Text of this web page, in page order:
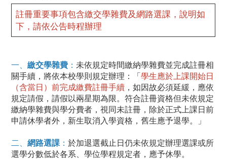
註冊重要事項包含繳交學雜費及網路選課 ，說明如
下，請依公告時程辦理
一、 繳交學雜費 ： 未依規定時間繳納學雜費並完成註冊相
關手續，將依本校學則規定辦理：「學生應於上課開始日
（含當日）前完成繳費註冊手續 ，如因故必須延緩，應依
規定請假，請假以兩星期為限。符合註冊資格但未依規定
繳納學雜費與學分費者，視同未註冊，除於正式上課日前
申請休學者外，新生取消入學資格，舊生應予退學。」
二、 網路選課： 於加退選截止日仍未依規定辦理選課或所
選學分數低於各系、學位學程規定者，應予休學。